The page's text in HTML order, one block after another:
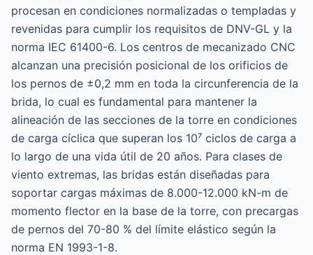
procesan en condiciones normalizadas o templadas y
revenidas para cumplir los requisitos de DNV-GL y la
norma IEC 61400-6. Los centros de mecanizado CNC
alcanzan una precisión posicional de los orificios de
los pernos de ±0,2 mm en toda la circunferencia de la
brida, lo cual es fundamental para mantener la
alineación de las secciones de la torre en condiciones
de carga cíclica que superan los 10⁷ ciclos de carga a
lo largo de una vida útil de 20 años. Para clases de
viento extremas, las bridas están diseñadas para
soportar cargas máximas de 8.000-12.000 kN-m de
momento flector en la base de la torre, con precargas
de pernos del 70-80 % del límite elástico según la
norma EN 1993-1-8.